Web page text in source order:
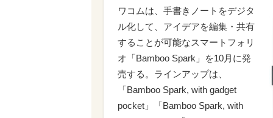
ワコムは、手書きノートをデジタ
ル化して、アイデアを編集・共有
することが可能なスマートフォリ
オ「Bamboo Spark」を10月に発
売する。ラインアップは、
「Bamboo Spark, with gadget
pocket」「Bamboo Spark, with